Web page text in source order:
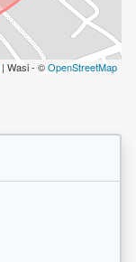
| Wasi - ©OpenStreetMap